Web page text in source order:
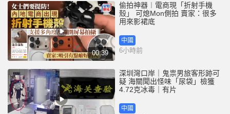
00:39
偷拍神器︱電商現「折射手機
殼」 可熄Mon側拍 賣家：很多
用來影裙底
中國
6小時前
深圳灣口岸｜鬼祟男旅客形跡可
疑 海關聞出怪味「尿袋」檢獲
4.72克冰毒｜有片
中國